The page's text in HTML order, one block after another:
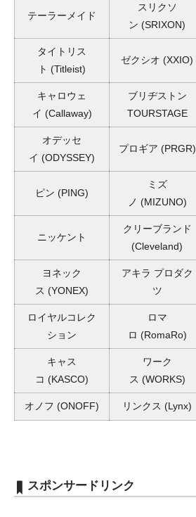
テーラーメイド
スリクソ
ン (SRIXON)
タイトリス
ト (Titleist)
ゼクシオ (XXIO)
キャロウェ
イ (Callaway)
ブリヂストン
TOURSTAGE
オデッセ
イ (ODYSSEY)
プロギア (PRGR)
ピン (PING)
ミズ
ノ (MIZUNO)
ニッケント
クリーブランド
(Cleveland)
ヨネック
ス (YONEX)
アキラ プロダク
ツ
ロイヤルコレク
ション
ロマ
ロ (RomaRo)
キャス
コ (KASCO)
ワーク
ス (WORKS)
オノフ (ONOFF) リンクス (Lynx)
スポンサードリンク